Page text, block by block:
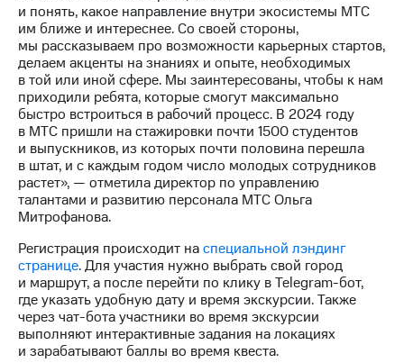
Рынок
акций
Описание
Программа
приобретения
Порядок
выкупа
акций
Дивиденды
Рынок
облигаций
Еврооблигации-2023
Уведомление
о
погашении
именных
облигаций
Другое
и понять, какое направление внутри экосистемы МТС
им ближе и интереснее. Со своей стороны,
мы рассказываем про возможности карьерных стартов,
делаем акценты на знаниях и опыте, необходимых
в той или иной сфере. Мы заинтересованы, чтобы к нам
приходили ребята, которые смогут максимально
быстро встроиться в рабочий процесс. В 2024 году
в МТС пришли на стажировки почти 1500 студентов
и выпускников, из которых почти половина перешла
в штат, и с каждым годом число молодых сотрудников
растет», — отметила директор по управлению
талантами и развитию персонала МТС Ольга
Митрофанова.
Регистрация происходит наспециальной лэндинг
странице. Для участия нужно выбрать свой город
и маршрут, а после перейти по клику в Telegram-бот,
где указать удобную дату и время экскурсии. Также
через чат-бота участники во время экскурсии
выполняют интерактивные задания на локациях
и зарабатывают баллы во время квеста.